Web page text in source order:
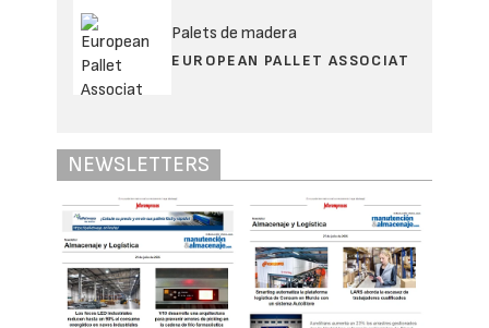
Palets de madera
EUROPEAN PALLET ASSOCIAT
NEWSLETTERS